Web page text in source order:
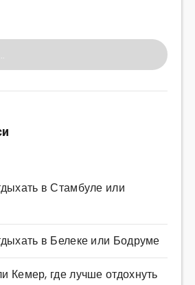
в Стамбуле или
в Белеке или Бодруме
Кемер, где лучше отдохнуть